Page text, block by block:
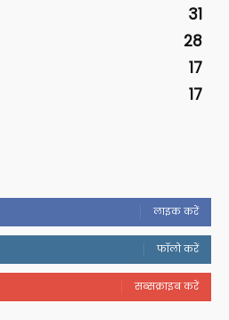
31
28
17
17
लाइक करें
फॉलो करें
सब्सक्राइब करें